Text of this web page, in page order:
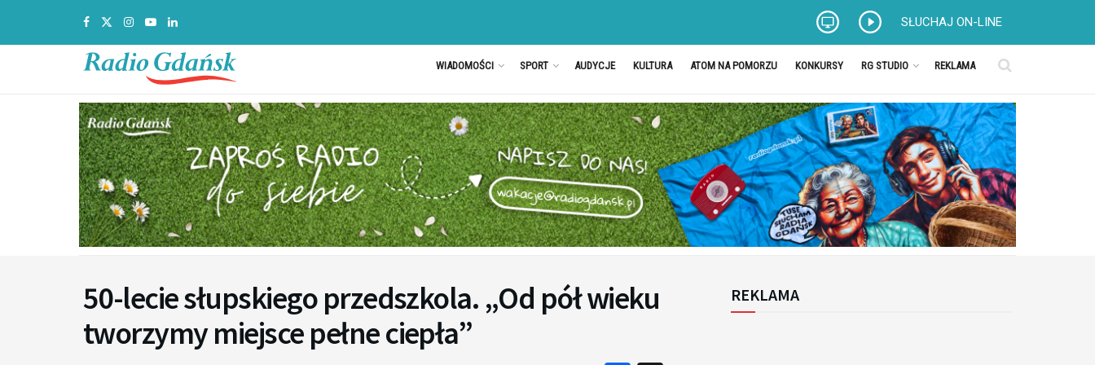
SŁUCHAJ ON-LINE
WIADOMOŚCI SPORT AUDYCJE KULTURA ATOM NA POMORZU KONKURSY RG STUDIO REKLAMA
50-lecie słupskiego przedszkola. „Od pół wieku
tworzymy miejsce pełne ciepła”
REKLAMA